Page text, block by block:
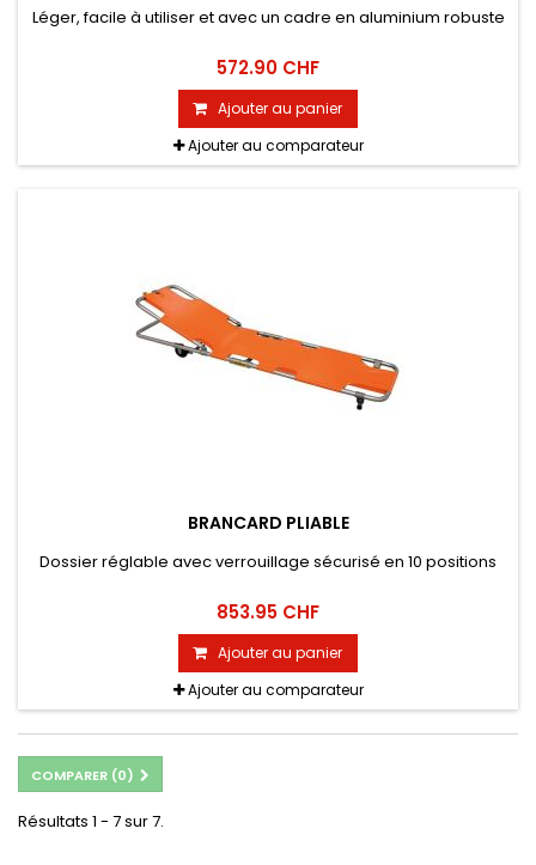
Léger, facile à utiliser et avec un cadre en aluminium robuste
572.90 CHF
Ajouter au panier
Ajouter au comparateur
BRANCARD PLIABLE
Dossier réglable avec verrouillage sécurisé en 10 positions
853.95 CHF
Ajouter au panier
Ajouter au comparateur
COMPARER (0)
Résultats 1 - 7 sur 7.